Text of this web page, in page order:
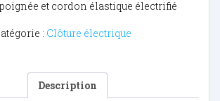
et cordon élastique électrifié
: Clôture électrique
Description